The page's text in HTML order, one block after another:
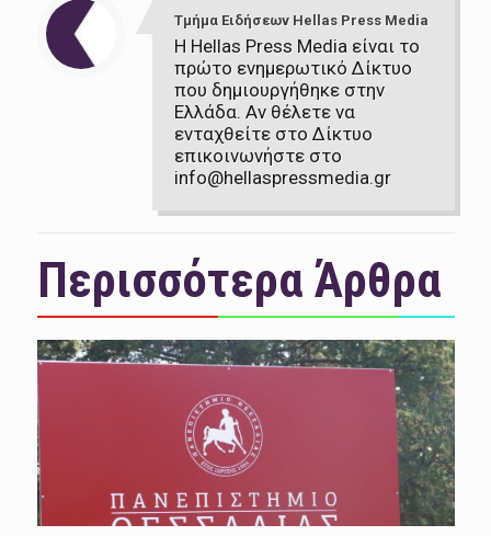
Τμήμα Ειδήσεων Hellas Press Media
Η Hellas Press Media είναι το
πρώτο ενημερωτικό Δίκτυο
που δημιουργήθηκε στην
Ελλάδα. Αν θέλετε να
ενταχθείτε στο Δίκτυο
επικοινωνήστε στο
info@hellaspressmedia.gr
Περισσότερα Άρθρα